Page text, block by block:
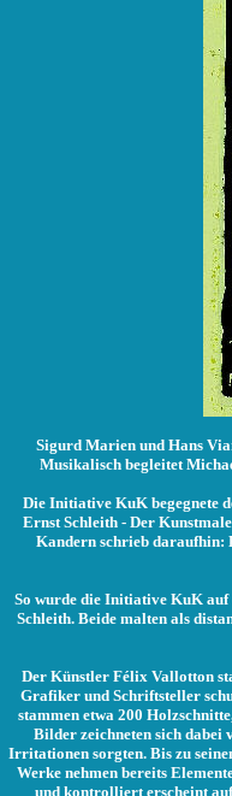
Sigurd Marien und Hans
Musikalisch begleitet
Die Initiative KuK begegnete
Ernst Schleith - Der
Kandern schrieb daraufhin:
So wurde die Initiative KuK auf
Schleith. Beide malten als
Der Künstler Félix Vallotton
Grafiker und Schriftsteller
stammen etwa 200
Bilder zeichneten sich dabei
Irritationen sorgten. Bis zu
Werke nehmen bereits
und kontrolliert erscheint